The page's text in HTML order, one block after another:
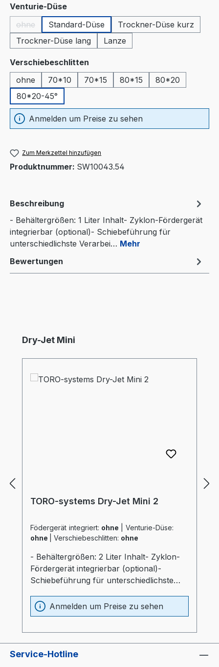
Venturie-Düseauswählen
ohne
(Diese Option ist zurzeit nicht verfügbar.)
Standard-Düse
Trockner-Düse kurz
Trockner-Düse lang
Lanze
Verschiebeschlitten
ohne
70*10 70*15 80*15
80*20
80*20-45°
Anmelden um Preise zu sehen
Zum Merkzettel hinzufügen
Produktnummer: SW10043.54
Beschreibung
- Behältergrößen: 1 Liter Inhalt- Zyklon-Fördergerät
integrierbar (optional)- Schiebeführung für
unterschiedlichste Verarbei… Mehr
Bewertungen
Produktgalerie überspringen
Dry-Jet Mini
TORO-systems Dry-Jet Mini 2
Födergerät integriert: ohne
Venturie-Düse:
ohne
Verschiebeschlitten: ohne
- Behältergrößen: 2 Liter Inhalt- Zyklon-
Fördergerät integrierbar (optional)-
Schiebeführung für unterschiedlichste
Materialbehälter und Heizung optimal
wärmeisoliert (20mm)- Prozessheizung im
Materialbehälter aus Edelstahl und
Anmelden um Preise zu sehen
Service-Hotline